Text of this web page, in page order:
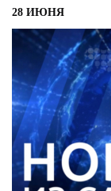
28 ИЮНЯ